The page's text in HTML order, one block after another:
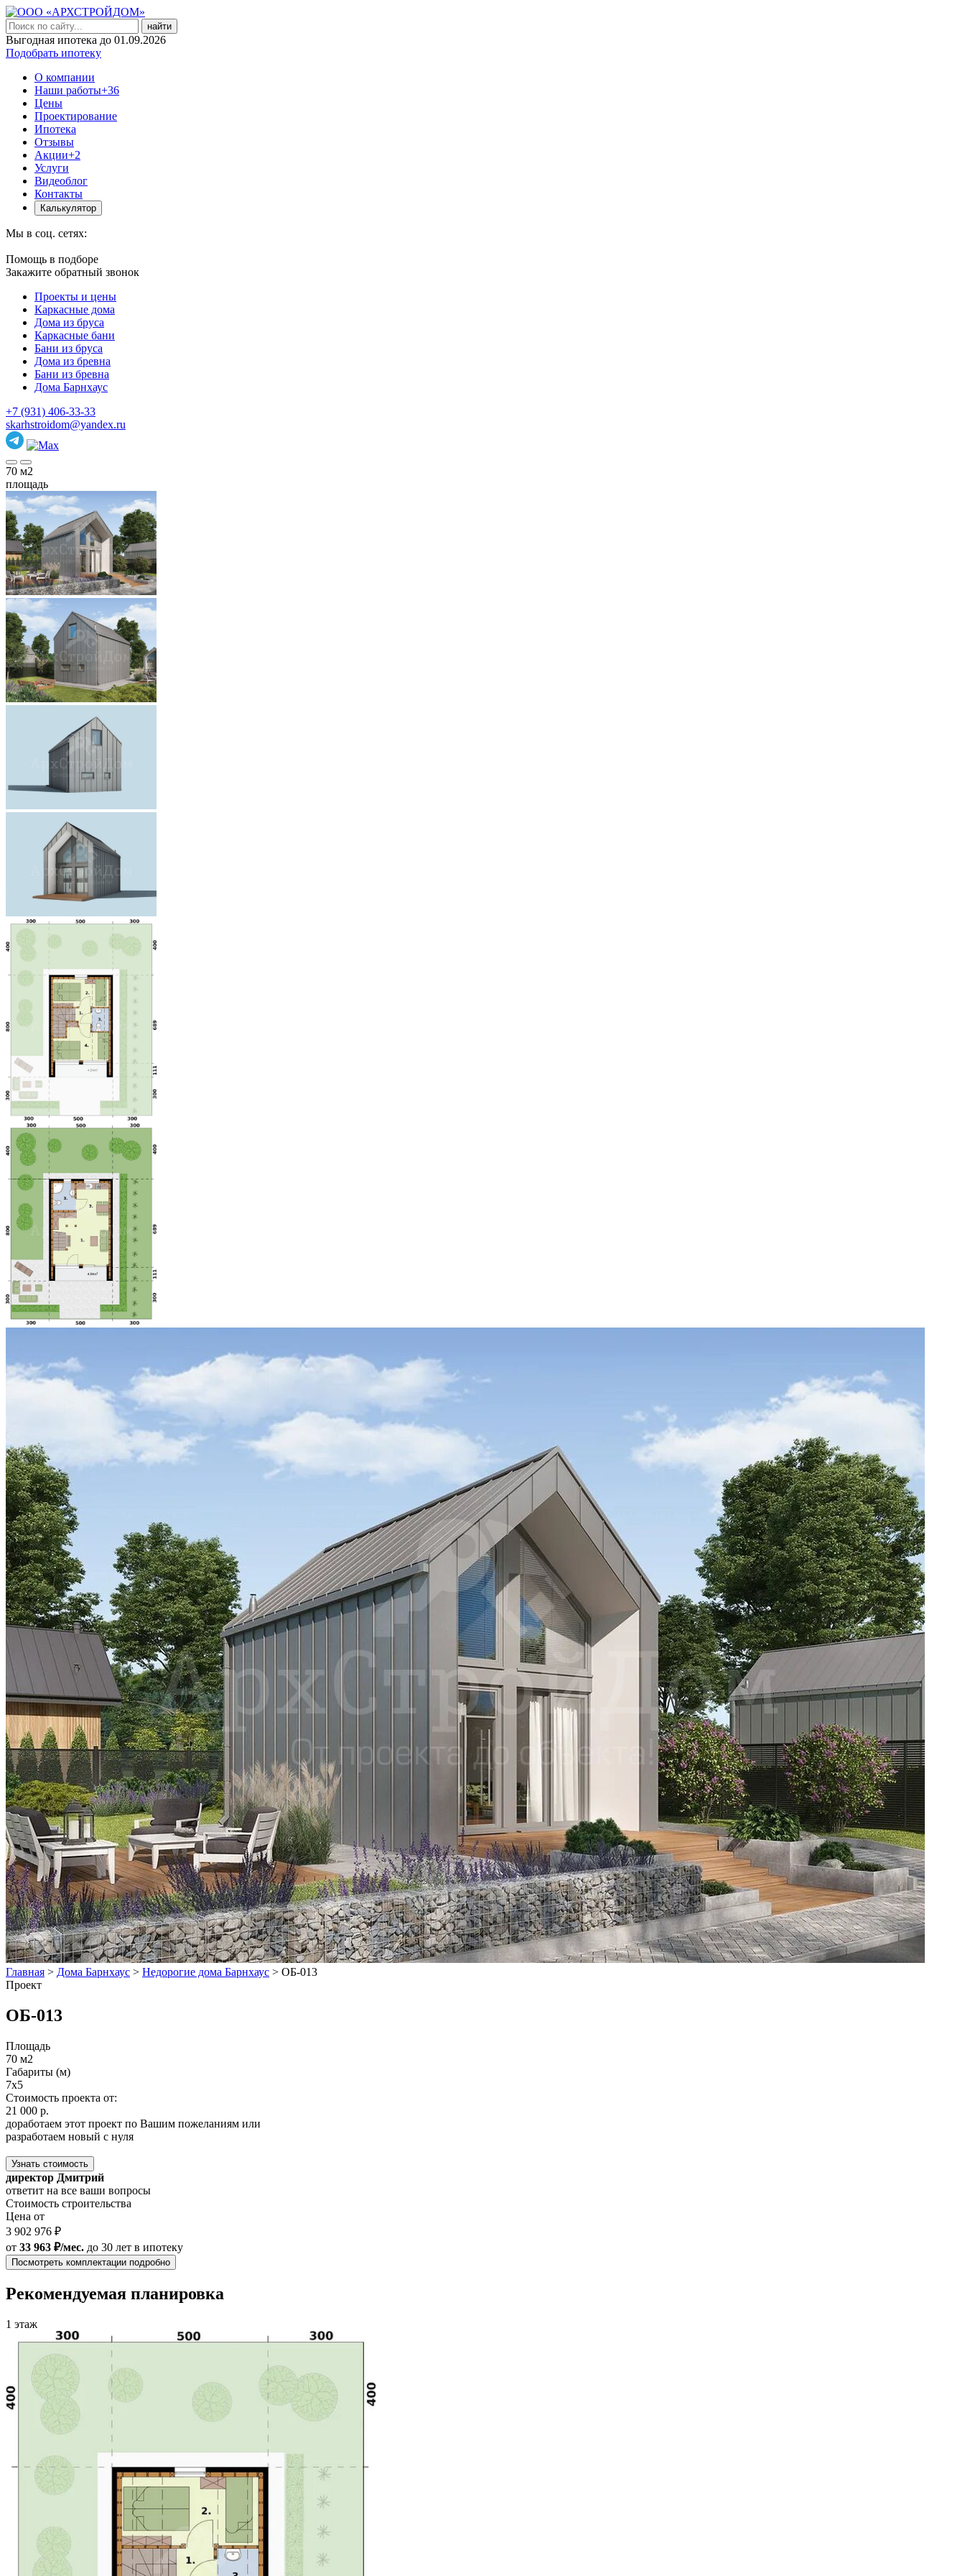
найти
Выгодная ипотека до 01.09.2026
Подобрать ипотеку
О компании
Наши работы+36
Цены
Проектирование
Ипотека
Отзывы
Акции+2
Услуги
Видеоблог
Контакты
Калькулятор
Мы в соц. сетях:
Помощь в подборе
Закажите обратный звонок
Проекты и цены
Каркасные дома
Дома из бруса
Каркасные бани
Бани из бруса
Дома из бревна
Бани из бревна
Дома Барнхаус
+7 (931) 406-33-33
skarhstroidom@yandex.ru
70 м2
площадь
Главная > Дома Барнхаус > Недорогие дома Барнхаус > ОБ-013
Проект
ОБ-013
Площадь
70 м2
Габариты (м)
7x5
Стоимость проекта от:
21 000 р.
доработаем этот проект по Вашим пожеланиям или
разработаем новый с нуля
Узнать стоимость
директор Дмитрий
ответит на все ваши вопросы
Стоимость строительства
Цена от
3 902 976 ₽
от 33 963 ₽/мес. до 30 лет в ипотеку
Посмотреть комплектации подробно
Рекомендуемая планировка
1 этаж